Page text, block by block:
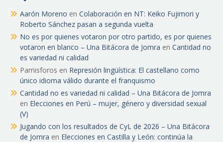
Aarón Moreno en Colaboración en NT: Keiko Fujimori y
Roberto Sánchez pasan a segunda vuelta
No es por quienes votaron por otro partido, es por quienes
votaron en blanco – Una Bitácora de Jomra en Cantidad no
es variedad ni calidad
Pamisforos en Represión lingüística: El castellano como
único idioma válido durante el franquismo
Cantidad no es variedad ni calidad – Una Bitácora de Jomra
en Elecciones en Perú – mujer, género y diversidad sexual
(V)
Jugando con los resultados de CyL de 2026 – Una Bitácora
de Jomra en Elecciones en Castilla y León: continúa la